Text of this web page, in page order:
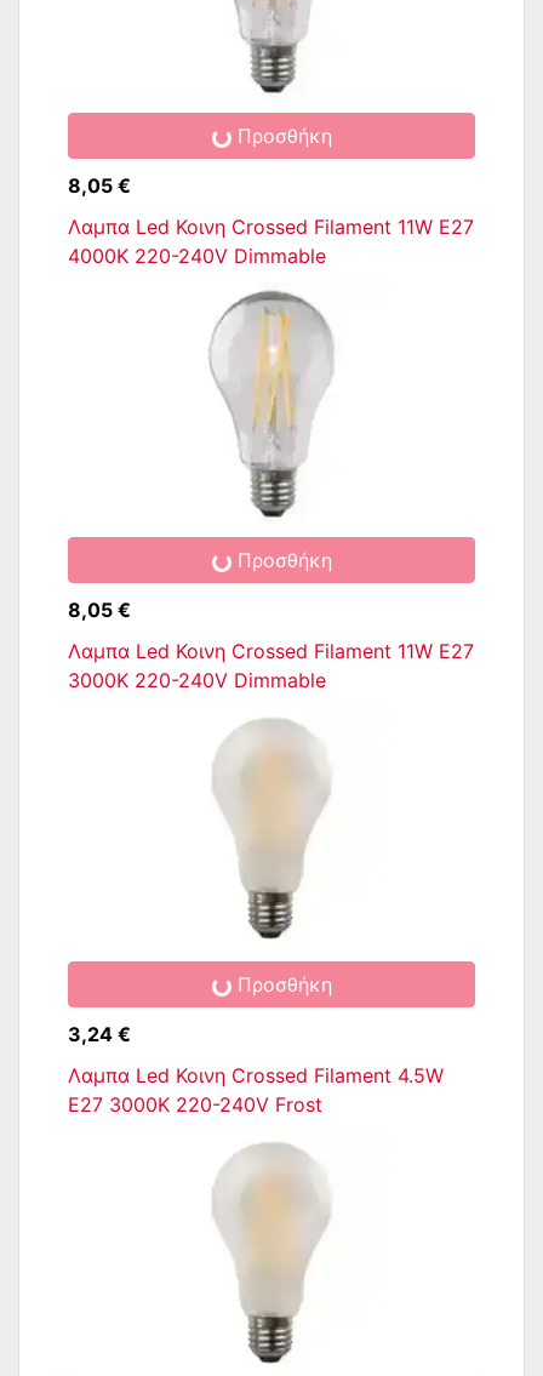
Προσθήκη
8,05 €
Λαμπα Led Κοινη Crossed Filament 11W E27
4000K 220-240V Dimmable
Προσθήκη
8,05 €
Λαμπα Led Κοινη Crossed Filament 11W E27
3000K 220-240V Dimmable
Προσθήκη
3,24 €
Λαμπα Led Κοινη Crossed Filament 4.5W
E27 3000K 220-240V Frost